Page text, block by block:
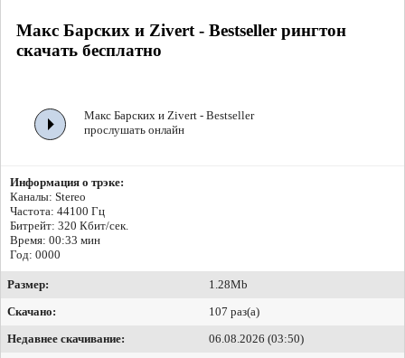
Макс Барских и Zivert - Bestseller рингтон
скачать бесплатно
Макс Барских и Zivert - Bestseller
прослушать онлайн
Информация о трэке:
Каналы: Stereo
Частота: 44100 Гц
Битрейт: 320 Кбит/сек.
Время: 00:33 мин
Год: 0000
Размер:
1.28Mb
Скачано:
107 раз(а)
Недавнее скачивание:
06.08.2026 (03:50)